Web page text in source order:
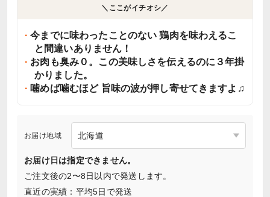
＼ここがイチオシ／
今までに味わったことのない 鶏肉を味わえるこ
と間違いありません！
お肉も臭み０。この美味しさを伝えるのに３年掛
かりました。
噛めば噛むほど 旨味の波が押し寄せてきますよ♫
お届け地域
お届け日は指定できません。
ご注文後の2〜8日以内で発送します。
直近の実績：平均5日で発送